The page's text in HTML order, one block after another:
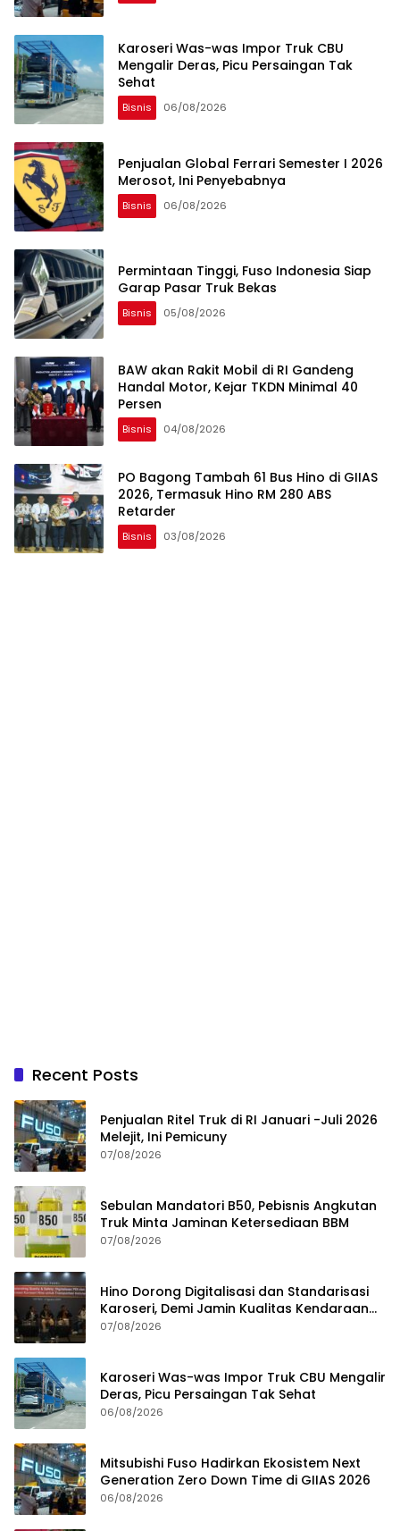
Karoseri Was-was Impor Truk CBU
Mengalir Deras, Picu Persaingan Tak
Sehat
Bisnis 06/08/2026
Penjualan Global Ferrari Semester I 2026
Merosot, Ini Penyebabnya
Bisnis 06/08/2026
Permintaan Tinggi, Fuso Indonesia Siap
Garap Pasar Truk Bekas
Bisnis 05/08/2026
BAW akan Rakit Mobil di RI Gandeng
Handal Motor, Kejar TKDN Minimal 40
Persen
Bisnis 04/08/2026
PO Bagong Tambah 61 Bus Hino di GIIAS
2026, Termasuk Hino RM 280 ABS
Retarder
Bisnis 03/08/2026
Recent Posts
Penjualan Ritel Truk di RI Januari -Juli 2026
Melejit, Ini Pemicuny
07/08/2026
Sebulan Mandatori B50, Pebisnis Angkutan
Truk Minta Jaminan Ketersediaan BBM
07/08/2026
Hino Dorong Digitalisasi dan Standarisasi
Karoseri, Demi Jamin Kualitas Kendaraan
Pelanggan
07/08/2026
Karoseri Was-was Impor Truk CBU Mengalir
Deras, Picu Persaingan Tak Sehat
06/08/2026
Mitsubishi Fuso Hadirkan Ekosistem Next
Generation Zero Down Time di GIIAS 2026
06/08/2026